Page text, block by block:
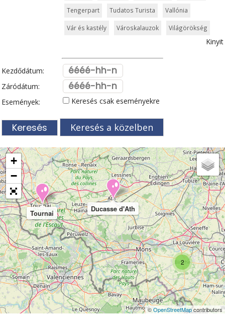
Tengerpart Tudatos Turista Vallónia
Vár és kastély Városkalauzok Világörökség
Kinyit
Kezdődátum:
Záródátum:
Események:
Keresés csak eseményekre
Keresés a közelben
2
Tournai Ducasse d'Ath
+
−
©OpenStreetMapcontributors